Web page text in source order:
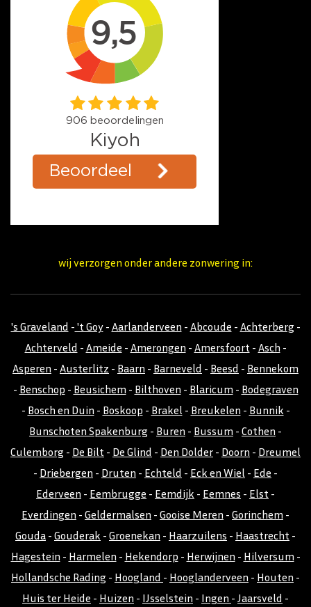
wij verzorgen onder andere zonwering in:
's Graveland - 't Goy- Aarlanderveen - Abcoude - Achterberg -
Achterveld - Ameide - Amerongen - Amersfoort- Asch -
Asperen - Austerlitz - Baarn - Barneveld - Beesd - Bennekom
- Benschop - Beusichem - Bilthoven - Blaricum - Bodegraven
- Bosch en Duin - Boskoop - Brakel - Breukelen - Bunnik -
Bunschoten Spakenburg - Buren - Bussum - Cothen -
Culemborg - De Bilt - De Glind - Den Dolder - Doorn - Dreumel
- Driebergen - Druten - Echteld - Eck en Wiel - Ede -
Ederveen - Eembrugge - Eemdijk - Eemnes - Elst -
Everdingen - Geldermalsen - Gooise Meren - Gorinchem -
Gouda - Gouderak - Groenekan - Haarzuilens - Haastrecht -
Hagestein - Harmelen - Hekendorp - Herwijnen - Hilversum -
Hollandsche Rading - Hoogland - Hooglanderveen - Houten -
Huis ter Heide - Huizen - IJsselstein - Ingen - Jaarsveld -